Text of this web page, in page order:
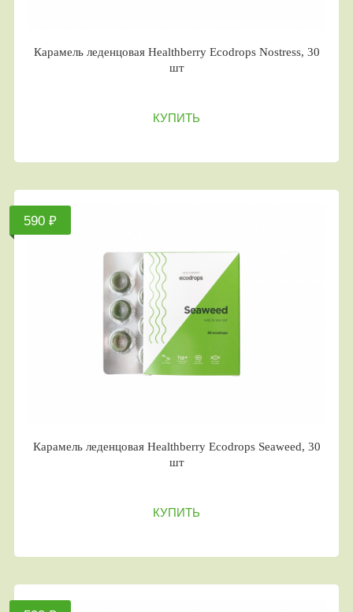
Карамель леденцовая Healthberry Ecodrops Nostress, 30
шт
КУПИТЬ
590 ₽
Карамель леденцовая Healthberry Ecodrops Seaweed, 30
шт
КУПИТЬ